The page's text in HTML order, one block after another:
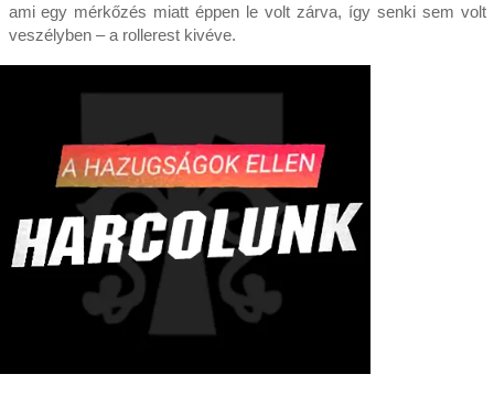
ami egy mérkőzés miatt éppen le volt zárva, így senki sem volt
veszélyben – a rollerest kivéve.